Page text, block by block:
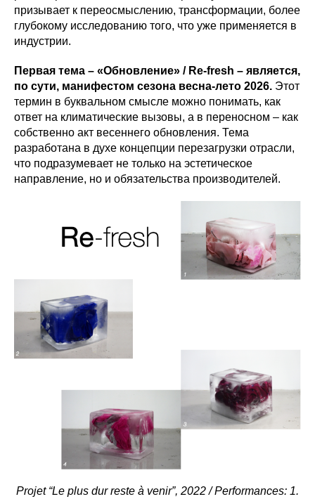
призывает к переосмыслению, трансформации, более
глубокому исследованию того, что уже применяется в
индустрии.
Первая тема – «Обновление» / Re-fresh – является,
по сути, манифестом сезона весна-лето 2026. Этот
термин в буквальном смысле можно понимать, как
ответ на климатические вызовы, а в переносном – как
собственно акт весеннего обновления. Тема
разработана в духе концепции перезагрузки отрасли,
что подразумевает не только на эстетическое
направление, но и обязательства производителей.
Projet “Le plus dur reste à venir”, 2022 / Performances: 1.